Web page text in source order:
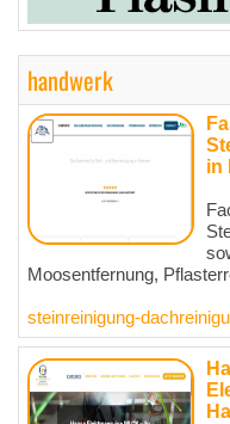
handwerk
in
Moosentfernung,
steinreinigung-